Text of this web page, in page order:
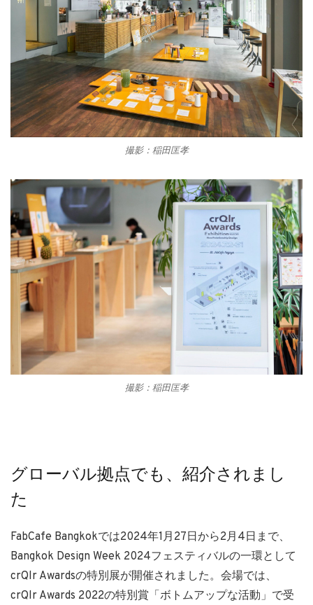
撮影：稲田匡孝
撮影：稲田匡孝
グローバル拠点でも、紹介されまし
た
FabCafe Bangkokでは2024年1月27日から2月4日まで、
Bangkok Design Week 2024フェスティバルの一環として
crQlr Awardsの特別展が開催されました。会場では、
crQlr Awards 2022の特別賞「ボトムアップな活動」で受